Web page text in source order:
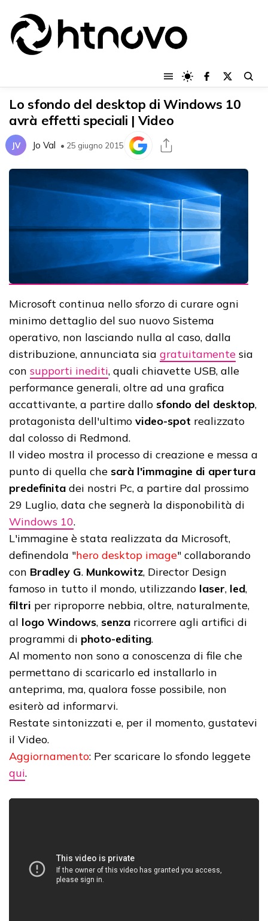
Lo sfondo del desktop di Windows 10
avrà effetti speciali | Video
JV Jo Val • 25 giugno 2015
Microsoft continua nello sforzo di curare ogni
minimo dettaglio del suo nuovo Sistema
operativo, non lasciando nulla al caso, dalla
distribuzione, annunciata sia gratuitamente sia
con supporti inediti, quali chiavette USB, alle
performance generali, oltre ad una grafica
accattivante, a partire dallo sfondo del desktop,
protagonista dell'ultimo video-spot realizzato
dal colosso di Redmond.
Il video mostra il processo di creazione e messa a
punto di quella che sarà l'immagine di apertura
predefinita dei nostri Pc, a partire dal prossimo
29 Luglio, data che segnerà la disponobilità di
Windows 10.
L'immagine è stata realizzata da Microsoft,
definendola "hero desktop image" collaborando
con Bradley G. Munkowitz, Director Design
famoso in tutto il mondo, utilizzando laser, led,
filtri per riproporre nebbia, oltre, naturalmente,
al logo Windows, senza ricorrere agli artifici di
programmi di photo-editing.
Al momento non sono a conoscenza di file che
permettano di scaricarlo ed installarlo in
anteprima, ma, qualora fosse possibile, non
esiterò ad informarvi.
Restate sintonizzati e, per il momento, gustatevi
il Video.
Aggiornamento: Per scaricare lo sfondo leggete
qui.